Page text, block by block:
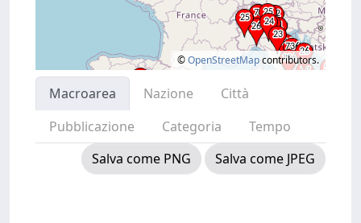
©OpenStreetMapcontributors.
Macroarea Nazione
Città
Pubblicazione
Categoria
Tempo
Salva come PNG
Salva come JPEG